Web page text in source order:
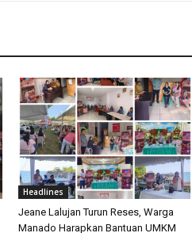
Headlines
Jeane Lalujan Turun Reses, Warga
Manado Harapkan Bantuan UMKM